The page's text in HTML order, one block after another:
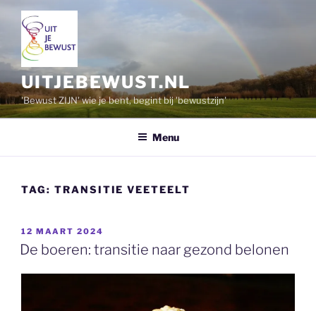
inhoud
UITJEBEWUST.NL
'Bewust ZIJN' wie je bent, begint bij 'bewustzijn'
Menu
TAG: TRANSITIE VEETEELT
GEPLAATST
OP
12 MAART 2024
De boeren: transitie naar gezond belonen